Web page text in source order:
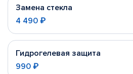
Замена стекла
4 490 ₽
Гидрогелевая защита
990 ₽